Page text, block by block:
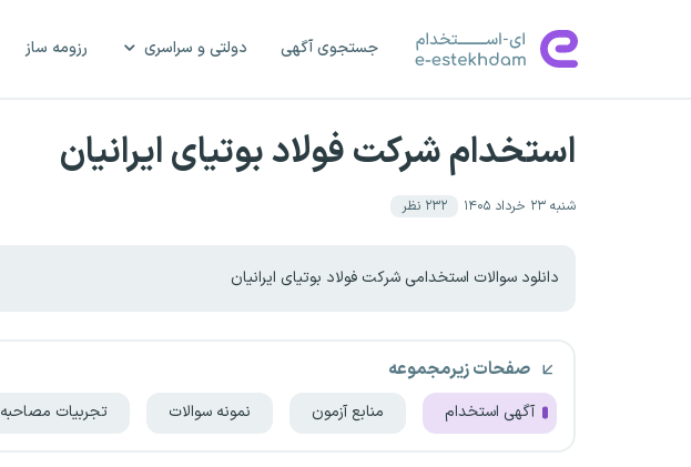
جستجوی آگهی دولتی و سراسری رزومه ساز
استخدام شرکت فولاد بوتیای ایرانیان
شنبه ۲۳ خرداد ۱۴۰۵ ۲۳۲ نظر
دانلود سوالات استخدامی شرکت فولاد بوتیای ایرانیان
صفحات زیرمجموعه
آگهی استخدام منابع آزمون نمونه سوالات تجربیات مصاحبه